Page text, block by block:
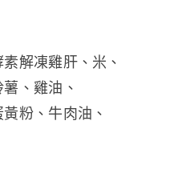
解凍雞肝、米、
、雞油、
粉、牛肉油、